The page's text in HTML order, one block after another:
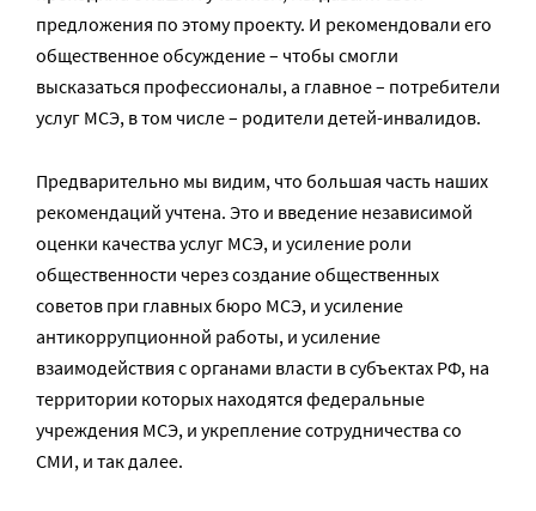
предложения по этому проекту. И рекомендовали его
общественное обсуждение – чтобы смогли
высказаться профессионалы, а главное – потребители
услуг МСЭ, в том числе – родители детей-инвалидов.
Предварительно мы видим, что большая часть наших
рекомендаций учтена. Это и введение независимой
оценки качества услуг МСЭ, и усиление роли
общественности через создание общественных
советов при главных бюро МСЭ, и усиление
антикоррупционной работы, и усиление
взаимодействия с органами власти в субъектах РФ, на
территории которых находятся федеральные
учреждения МСЭ, и укрепление сотрудничества со
СМИ, и так далее.